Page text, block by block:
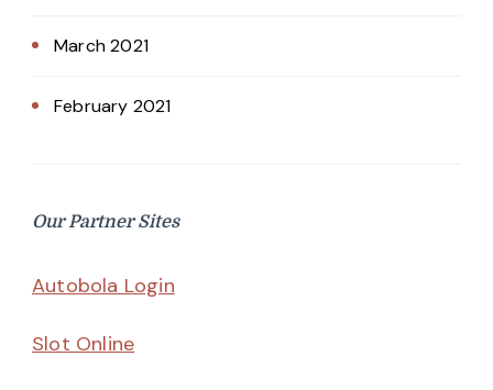
March 2021
February 2021
Our Partner Sites
Autobola Login
Slot Online